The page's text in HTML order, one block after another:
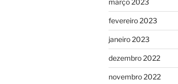
fevereiro 2023
janeiro 2023
dezembro 2022
novembro 2022